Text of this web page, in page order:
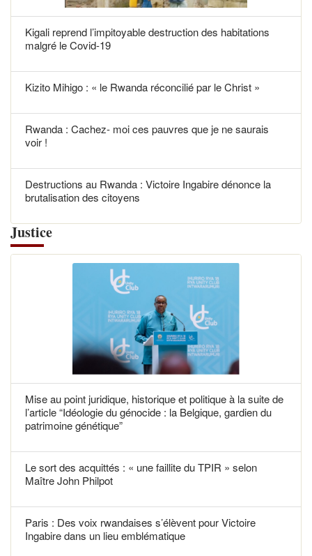
Kigali reprend l’impitoyable destruction des habitations
malgré le Covid-19
Kizito Mihigo : « le Rwanda réconcilié par le Christ »
Rwanda : Cachez- moi ces pauvres que je ne saurais
voir !
Destructions au Rwanda : Victoire Ingabire dénonce la
brutalisation des citoyens
Justice
Mise au point juridique, historique et politique à la suite de
l’article “Idéologie du génocide : la Belgique, gardien du
patrimoine génétique”
Le sort des acquittés : « une faillite du TPIR » selon
Maître John Philpot
Paris : Des voix rwandaises s’élèvent pour Victoire
Ingabire dans un lieu emblématique